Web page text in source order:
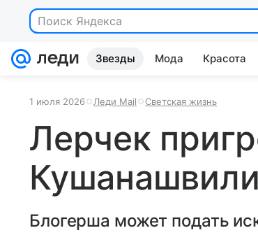
Звезды Мода Красота
1 июля 2026 Леди Mail Светская жизнь
Лерчек
Блогерша может подать